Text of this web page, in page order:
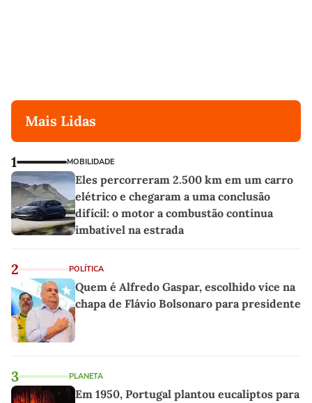
Mais Lidas
1 MOBILIDADE
Eles percorreram 2.500 km em um carro
elétrico e chegaram a uma conclusão
difícil: o motor a combustão continua
imbatível na estrada
2 POLÍTICA
Quem é Alfredo Gaspar, escolhido vice na
chapa de Flávio Bolsonaro para presidente
3 PLANETA
Em 1950, Portugal plantou eucaliptos para